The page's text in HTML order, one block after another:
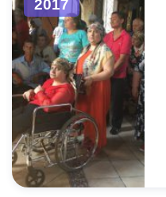
2017